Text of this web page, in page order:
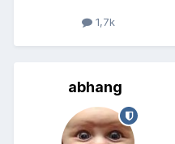
1,7k
abhang